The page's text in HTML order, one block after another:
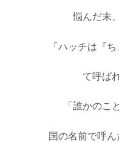
悩んだ末
「ハッチは『
て呼ば
「誰かのこ
国の名前で呼